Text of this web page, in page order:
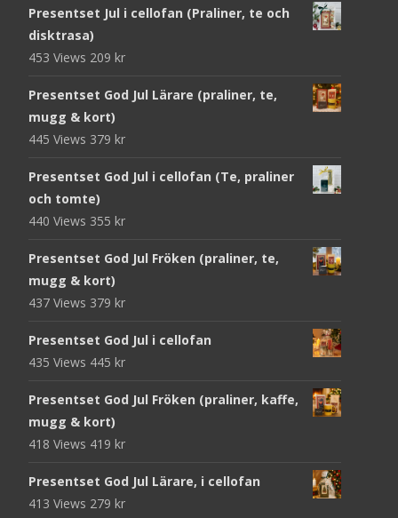
Presentset Jul i cellofan (Praliner, te och
disktrasa)
453 Views 209 kr
Presentset God Jul Lärare (praliner, te,
mugg & kort)
445 Views 379 kr
Presentset God Jul i cellofan (Te, praliner
och tomte)
440 Views 355 kr
Presentset God Jul Fröken (praliner, te,
mugg & kort)
437 Views 379 kr
Presentset God Jul i cellofan
435 Views 445 kr
Presentset God Jul Fröken (praliner, kaffe,
mugg & kort)
418 Views 419 kr
Presentset God Jul Lärare, i cellofan
413 Views 279 kr